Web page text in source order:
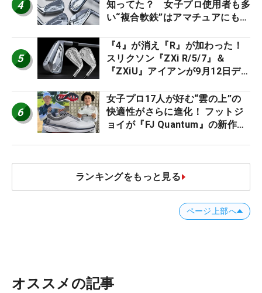
4
知ってた？ 女子プロ使用者も多
い“複合軟鉄”はアマチュアにもオ
5
『4』が消え『R』が加わった！
スリクソン『ZXi R/5/7』＆
『ZXiU』アイアンが9月12日デ
6
女子プロ17人が好む“雲の上”の
快適性がさらに進化！ フットジ
ョイが『FJ Quantum』の新作を
ランキングをもっと見る
ページ上部へ
オススメの記事